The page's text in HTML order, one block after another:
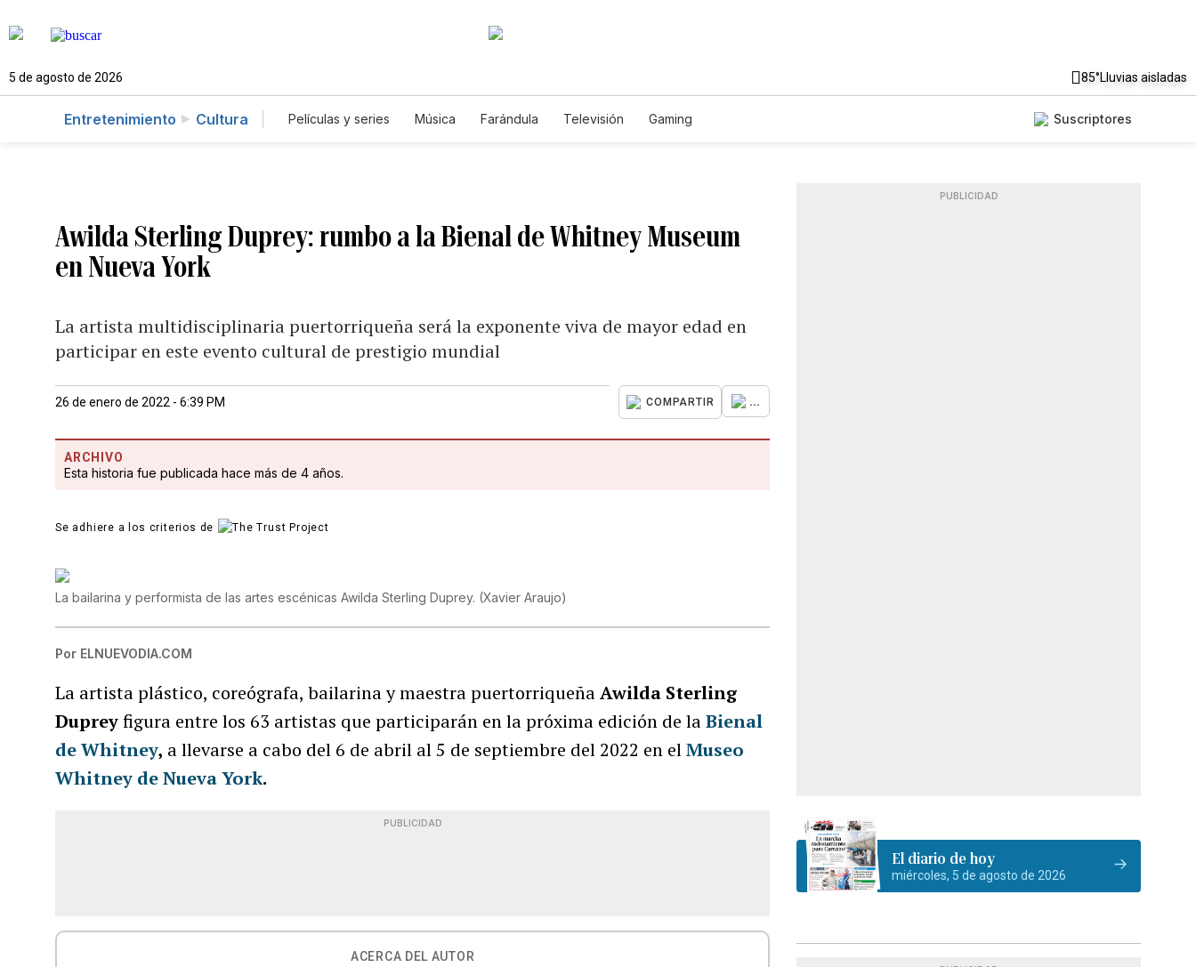
5 de agosto de 2026 85°Lluvias aisladas
Entretenimiento Cultura Películas y series Música Farándula Televisión Gaming Suscriptores
Awilda Sterling Duprey: rumbo a la Bienal de Whitney Museum
en Nueva York
La artista multidisciplinaria puertorriqueña será la exponente viva de mayor edad en
participar en este evento cultural de prestigio mundial
26 de enero de 2022 - 6:39 PM COMPARTIR ...
ARCHIVO
Esta historia fue publicada hace más de 4 años.
Se adhiere a los criterios de
La bailarina y performista de las artes escénicas Awilda Sterling Duprey. (Xavier Araujo)
Por ELNUEVODIA.COM
La artista plástico, coreógrafa, bailarina y maestra puertorriqueñaAwilda Sterling
Dupreyfigura entre los 63 artistas que participarán en la próxima edición de laBienal
de Whitney, a llevarse a cabo del 6 de abril al 5 de septiembre del 2022 en elMuseo
Whitney de Nueva York.
PUBLICIDAD
ACERCA DEL AUTOR
PUBLICIDAD
El diario de hoy
miércoles, 5 de agosto de 2026